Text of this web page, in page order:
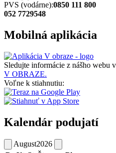
PVS (vodárne):0850 111 800
052 7729548
Mobilná aplikácia
Sledujte informácie z nášho webu v
V OBRAZE.
Voľne k stiahnutiu:
Kalendár podujatí
August2026